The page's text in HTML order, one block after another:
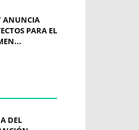
ANUNCIA
PARA EL
DEL